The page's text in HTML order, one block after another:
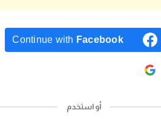
Continue with Facebook
أو استخدم